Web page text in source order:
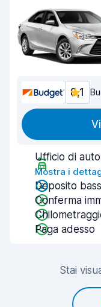
8,1
Ufficio di
Mostra i
Deposito
Conferma
Paga adesso
Stai